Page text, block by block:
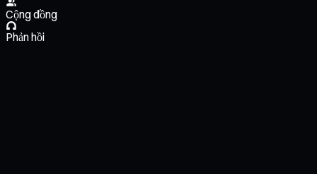
Cộng đồng
Phản hồi